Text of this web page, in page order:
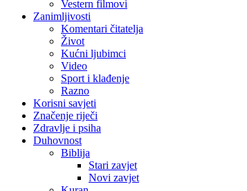
Vestern filmovi
Zanimljivosti
Komentari čitatelja
Život
Kućni ljubimci
Video
Sport i klađenje
Razno
Korisni savjeti
Značenje riječi
Zdravlje i psiha
Duhovnost
Biblija
Stari zavjet
Novi zavjet